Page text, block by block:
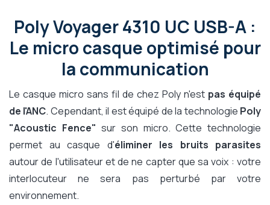
Poly Voyager 4310 UC USB-A :
Le micro casque optimisé pour
la communication
Le casque micro sans fil de chez Poly n'est pas équipé
de l'ANC. Cependant, il est équipé de la technologie Poly
"Acoustic Fence" sur son micro. Cette technologie
permet au casque d'éliminer les bruits parasites
autour de l'utilisateur et de ne capter que sa voix : votre
interlocuteur ne sera pas perturbé par votre
environnement.